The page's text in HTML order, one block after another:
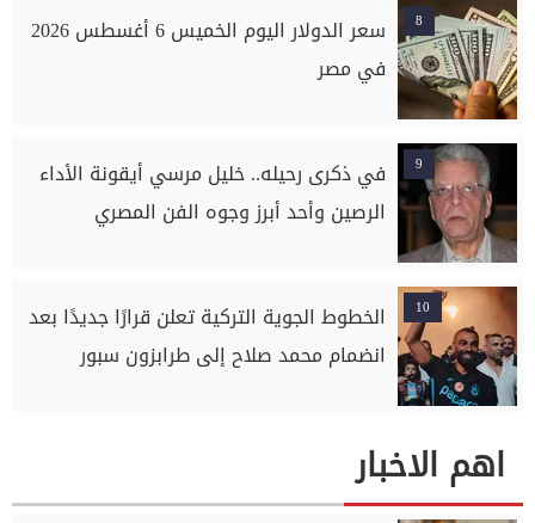
8
سعر الدولار اليوم الخميس 6 أغسطس 2026
في مصر
9
في ذكرى رحيله.. خليل مرسي أيقونة الأداء
الرصين وأحد أبرز وجوه الفن المصري
10
الخطوط الجوية التركية تعلن قرارًا جديدًا بعد
انضمام محمد صلاح إلى طرابزون سبور
اهم الاخبار